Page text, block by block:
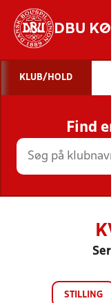
DBU
KLUB/HOLD
Find
STILLING